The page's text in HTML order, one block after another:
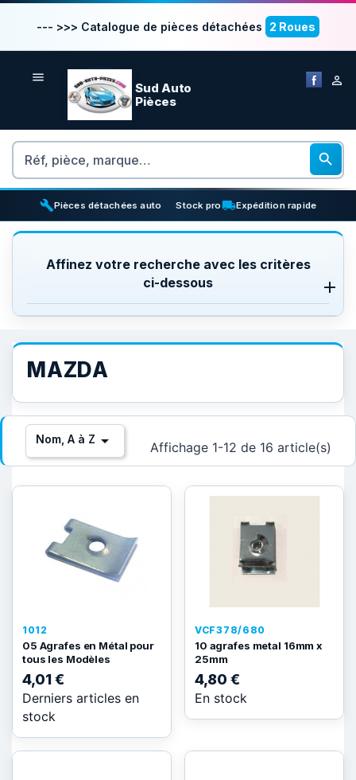
--- >>> Catalogue de pièces détachées 2 Roues
 
Sud Auto
Pièces
Rechercher

buildPièces détachées auto inventory_2
Stock prolocal_shippingExpédition rapide
Affinez votre recherche avec les critères
ci-dessous
MAZDA
Nom, A à Z  Affichage 1-12 de 16 article(s)
1012
05 Agrafes en Métal pour
tous les Modèles
4,01 €
Derniers articles en
stock
VCF378/680
10 agrafes metal 16mm x
25mm
4,80 €
En stock